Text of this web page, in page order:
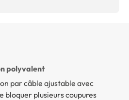
polyvalent
par câble ajustable avec
bloquer plusieurs coupures